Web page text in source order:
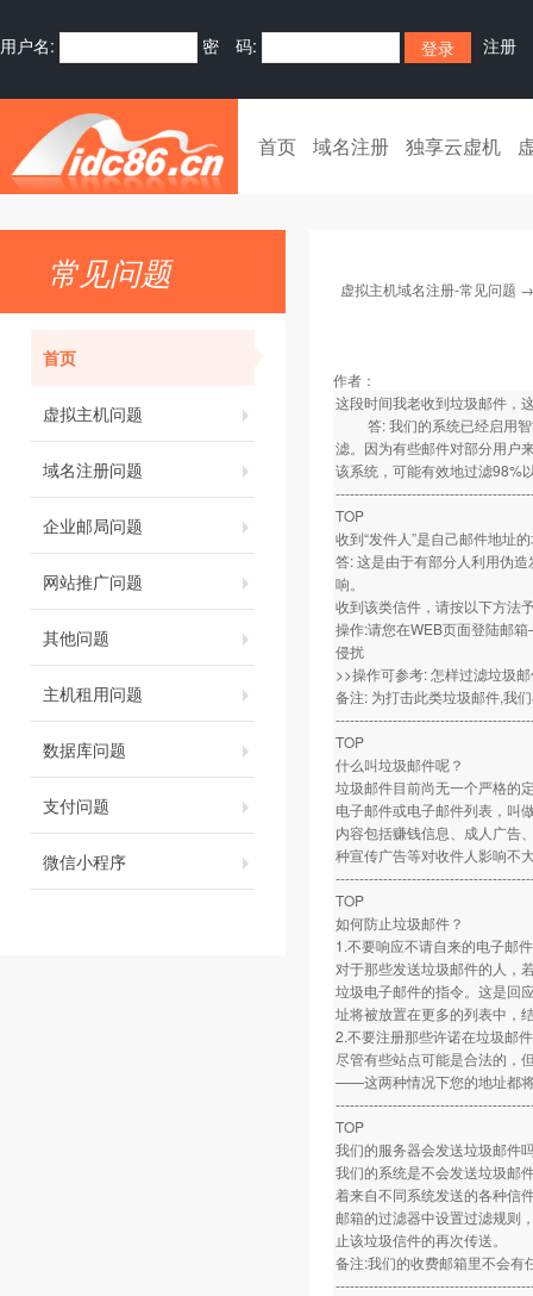
用户名: 密 码: 注册
首页 域名注册 独享云虚机
常见问题
首页
虚拟主机问题
域名注册问题
企业邮局问题
网站推广问题
其他问题
主机租用问题
数据库问题
支付问题
微信小程序
虚拟主机域名注册-常见问题
作者：
这段时间我老收到垃圾邮件，
答: 我们的系统已经启用智
滤。因为有些邮件对部分用户
该系统，可能有效地过滤98%
TOP
收到“发件人”是自己邮件地址
答: 这是由于有部分人利用伪
响。
收到该类信件，请按以下方法
操作:请您在WEB页面登陆邮
侵扰
>>操作可参考: 怎样过滤垃圾
备注: 为打击此类垃圾邮件,我
TOP
什么叫垃圾邮件呢？
垃圾邮件目前尚无一个严格的
电子邮件或电子邮件列表，叫
内容包括赚钱信息、成人广告
种宣传广告等对收件人影响不
TOP
如何防止垃圾邮件？
1.不要响应不请自来的电子邮
对于那些发送垃圾邮件的人，
垃圾电子邮件的指令。这是回
址将被放置在更多的列表中，
2.不要注册那些许诺在垃圾邮
尽管有些站点可能是合法的，
——这两种情况下您的地址都
TOP
我们的服务器会发送垃圾邮件
我们的系统是不会发送垃圾邮
着来自不同系统发送的各种信
邮箱的过滤器中设置过滤规则
止该垃圾信件的再次传送。
备注:我们的收费邮箱里不会有